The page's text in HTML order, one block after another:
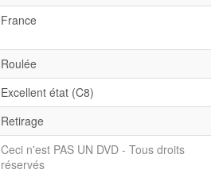
France
Roulée
Excellent état (C8)
Retirage
Ceci n'est PAS UN DVD - Tous droits
réservés